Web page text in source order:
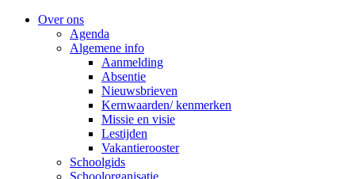
Over ons
Agenda
Algemene info
Aanmelding
Absentie
Nieuwsbrieven
Kernwaarden/ kenmerken
Missie en visie
Lestijden
Vakantierooster
Schoolgids
Schoolorganisatie